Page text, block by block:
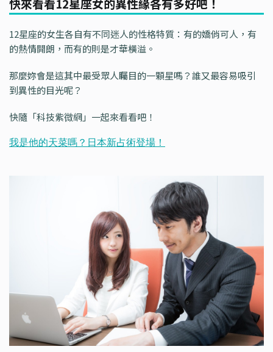
快來看看12星座女的異性緣各有多好吧！
12星座的女生各自有不同迷人的性格特質：有的嬌俏可人，有
的熱情開朗，而有的則是才華橫溢。
那麼妳會是這其中最受眾人矚目的一顆星嗎？誰又最容易吸引
到異性的目光呢？
快隨「科技紫微網」一起來看看吧！